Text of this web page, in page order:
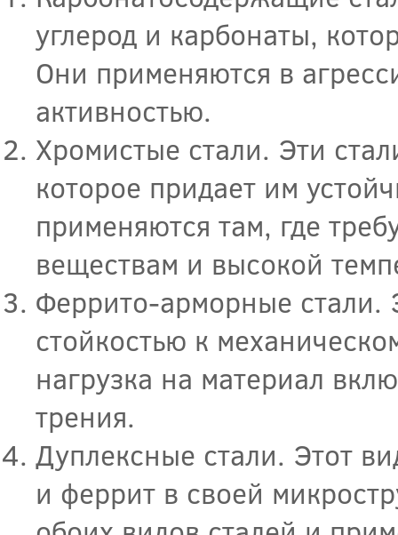
углерод и карбонаты,
Они применяются в
активностью.
Хромистые стали. Эти
которое придает им
применяются там, где
веществам и высокой
Феррито-арморные стали.
стойкостью к
нагрузка на материал
трения.
Дуплексные стали. Этот
и феррит в своей